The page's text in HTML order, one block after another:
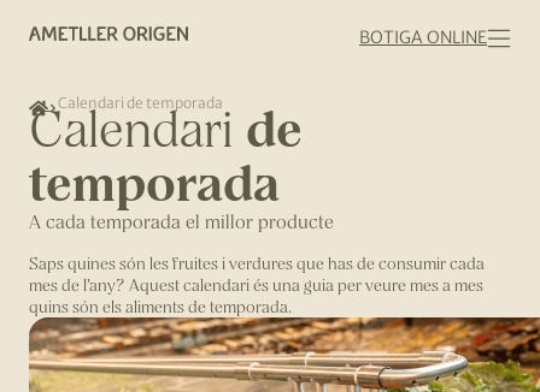
BOTIGA ONLINE
Calendari de temporada
Calendari de
temporada
A cada temporada el millor producte
Saps quines són les fruites i verdures que has de consumir cada
mes de l’any? Aquest calendari és una guia per veure mes a mes
quins són els aliments de temporada.